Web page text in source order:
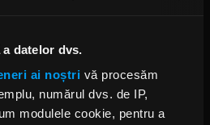
datelor dvs.
ai noștri vă procesăm
numărul dvs. de IP,
modulele cookie, pentru a
colaboreze